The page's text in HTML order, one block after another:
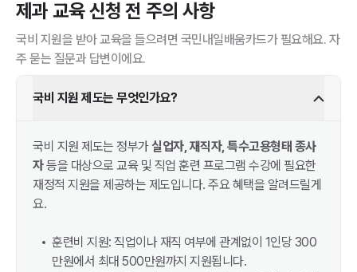
제과 교육 신청 전 주의 사항
국비 지원을 받아 교육을 들으려면 국민내일배움카드가 필요해요. 자
주 묻는 질문과 답변이에요.
국비 지원 제도는 무엇인가요?
국비 지원 제도는 정부가실업자, 재직자, 특수고용형태 종사
자등을 대상으로 교육 및 직업 훈련 프로그램 수강에 필요한
재정적 지원을 제공하는 제도입니다. 주요 혜택을 알려드릴게
요.
훈련비 지원: 직업이나 재직 여부에 관계없이 1인당 300
만원에서 최대 500만원까지 지원됩니다.